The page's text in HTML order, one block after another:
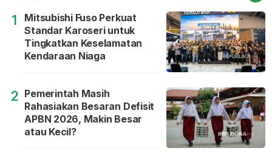
1
Mitsubishi Fuso Perkuat
Standar Karoseri untuk
Tingkatkan Keselamatan
Kendaraan Niaga
2 Pemerintah Masih
Rahasiakan Besaran Defisit
APBN 2026, Makin Besar
atau Kecil?